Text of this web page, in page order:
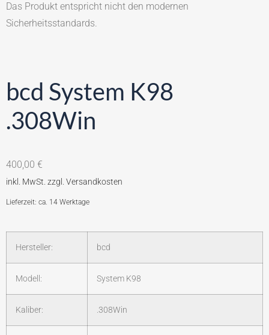
Das Produkt entspricht nicht den modernen
Sicherheitsstandards.
bcd System K98
.308Win
400,00 €
Lieferzeit: ca. 14 Werktage
Hersteller: bcd
Modell: System K98
Kaliber: .308Win